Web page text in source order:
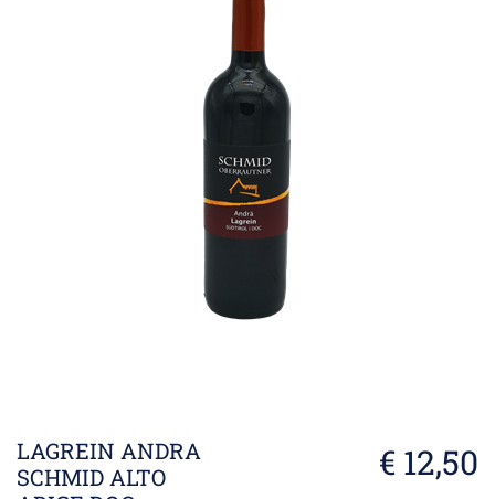
LAGREIN ANDRA
SCHMID ALTO
€ 12,50